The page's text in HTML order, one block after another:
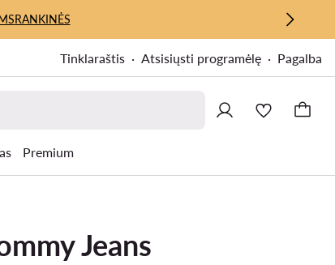
RANKINĖS
Tinklaraštis Atsisiųsti programėlę Pagalba
Premium
Jeans